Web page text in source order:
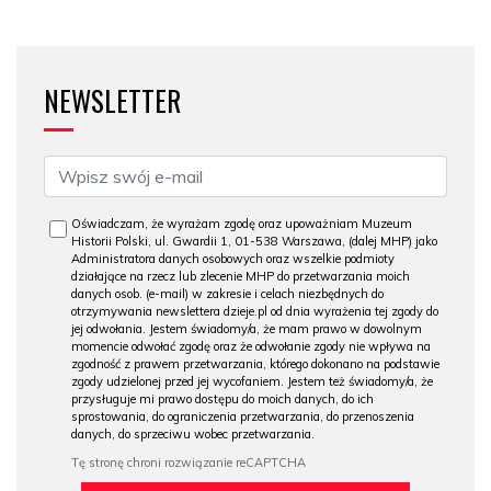
NEWSLETTER
Oświadczam, że wyrażam zgodę oraz upoważniam Muzeum
Historii Polski, ul. Gwardii 1, 01-538 Warszawa, (dalej MHP) jako
Administratora danych osobowych oraz wszelkie podmioty
działające na rzecz lub zlecenie MHP do przetwarzania moich
danych osob. (e-mail) w zakresie i celach niezbędnych do
otrzymywania newslettera dzieje.pl od dnia wyrażenia tej zgody do
jej odwołania. Jestem świadomy/a, że mam prawo w dowolnym
momencie odwołać zgodę oraz że odwołanie zgody nie wpływa na
zgodność z prawem przetwarzania, którego dokonano na podstawie
zgody udzielonej przed jej wycofaniem. Jestem też świadomy/a, że
przysługuje mi prawo dostępu do moich danych, do ich
sprostowania, do ograniczenia przetwarzania, do przenoszenia
danych, do sprzeciwu wobec przetwarzania.